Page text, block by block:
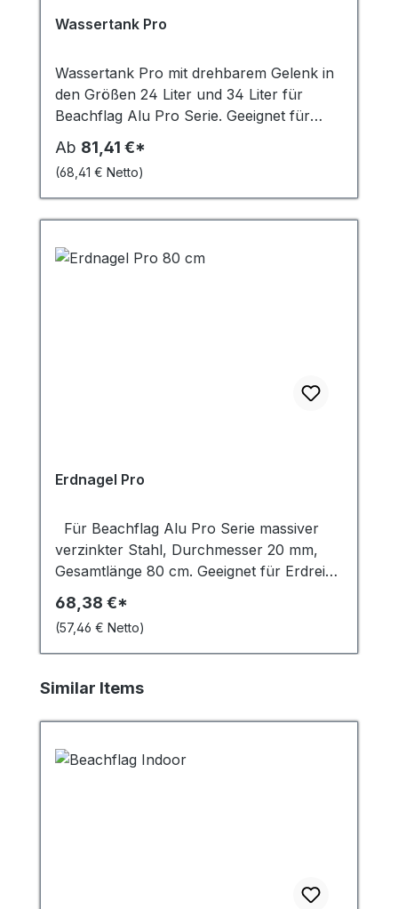
Wassertank Pro
Wassertank Pro mit drehbarem Gelenk in
den Größen 24 Liter und 34 Liter für
Beachflag Alu Pro Serie. Geeignet für
gerade Untergründe. Im Winter bei
Frosttemperaturen muss ein
Frostschutzmittel eingesetzt werden, um
Schäden zu vermeiden.
Ab 81,41 €*
(68,41 € Netto)
Erdnagel Pro
Für Beachflag Alu Pro Serie massiver
verzinkter Stahl, Durchmesser 20 mm,
Gesamtlänge 80 cm. Geeignet für Erdreich
oder Schnee.
68,38 €*
(57,46 € Netto)
Produktgalerie überspringen
Similar Items